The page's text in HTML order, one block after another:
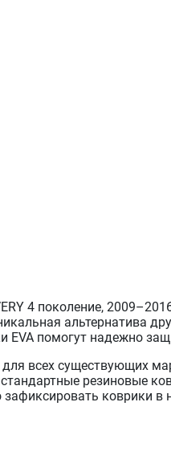
4 поколение,
альтернатива
помогут надежно
всех существующих
резиновые
коврики в